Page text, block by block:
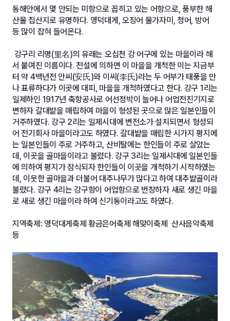
동해안에서 몇 안되는 미항으로 꼽히고 있는 어항으로, 풍부한 해
산물 집산지로 유명하다. 영덕대게, 오징어 물가자미, 청어, 방어
등 많이 잡혀 들어온다.
강구리 리명(里名)의 유래는 오십천 강 어구에 있는 마을이라 해
서 붙여진 이름이다. 전설에 의하면 이 마을을 개척한 이는 지금부
터 약 4백년전 안씨(安氏)와 이씨(李氏)라는 두 어부가 태풍을 만
나 표류하다가 이곳에 대피, 마을을 개척하였다고 한다. 강구 1리는
일제하인 1917년 축항공사로 어선정박이 늘어나 어업전진기지로
변하자 갈대밭을 매립하여 마을이 형성된 곳으로 많은 일본인들이
거주하였다. 강구 2리는 일제시대에 변전소가 설치되면서 형성되
어 전기회사 마을이라고도 하였다. 갈대밭을 매립한 시가지 평지에
는 일본인들이 주로 거주하고, 산비탈에는 한인들이 주로 살았는
데, 이곳을 골마을이라고 불렀다. 강구 3리는 일제시대에 일본인들
에 의하여 평지가 잠식되자 한인들이 이곳을 개척하기 시작하였는
데, 이웃한 골마을과 더불어 대추나무가 많다고 하여 대추밭골이라
불렀다. 강구 4리는 강구항이 어업항으로 번창하자 새로 생긴 마을
로 새로 생긴 마을이라 하여 신기동이라고도 하였다.
지역축제: 영덕대게축제 황금은어축제 해맞이축제 산사음악축제
등